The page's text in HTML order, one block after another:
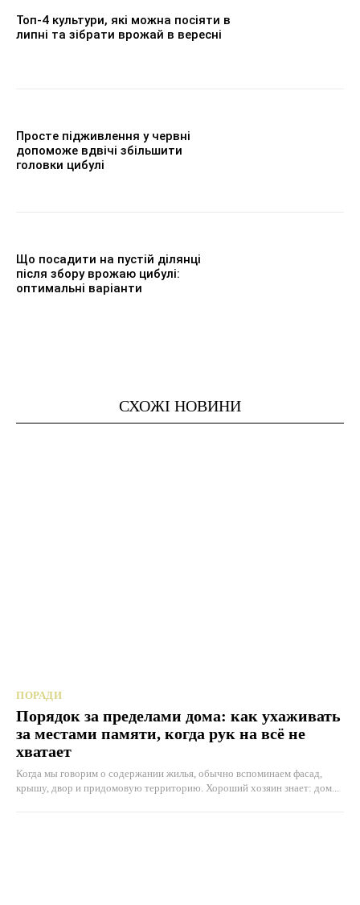
Топ-4 культури, які можна посіяти в
липні та зібрати врожай в вересні
Просте підживлення у червні
допоможе вдвічі збільшити
головки цибулі
Що посадити на пустій ділянці
після збору врожаю цибулі:
оптимальні варіанти
СХОЖІ НОВИНИ
ПОРАДИ
Порядок за пределами дома: как ухаживать
за местами памяти, когда рук на всё не
хватает
Когда мы говорим о содержании жилья, обычно вспоминаем фасад,
крышу, двор и придомовую территорию. Хороший хозяин знает: дом...